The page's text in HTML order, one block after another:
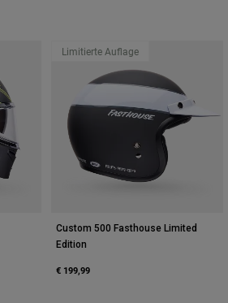
Limitierte Auflage
Custom 500 Fasthouse Limited
Edition
€ 199,99